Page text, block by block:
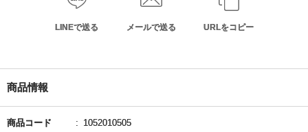
LINEで送る メールで送る URLをコピー
商品情報
商品コード 1052010505